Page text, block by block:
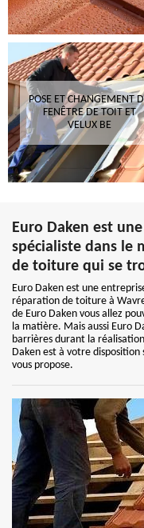
POSE ET CHANGEMENT
FENÊTRE DE TOIT ET
VELUX BE
Euro Daken est
spécialiste dans le
de toiture qui se
Euro Daken est une
réparation de toiture à
de Euro Daken vous allez
la matière. Mais aussi Euro
barrières durant la
Daken est à votre
vous propose.